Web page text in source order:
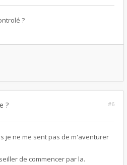
?
?
#6
je ne me sent pas de m'aventurer
de commencer par la.